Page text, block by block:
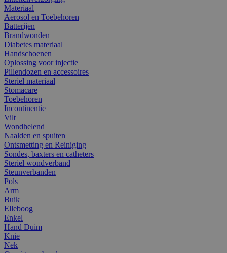
Materiaal
Aerosol en Toebehoren
Batterijen
Brandwonden
Diabetes materiaal
Handschoenen
Oplossing voor injectie
Pillendozen en accessoires
Steriel materiaal
Stomacare
Toebehoren
Incontinentie
Vilt
Wondhelend
Naalden en spuiten
Ontsmetting en Reiniging
Sondes, baxters en catheters
Steriel wondverband
Steunverbanden
Pols
Arm
Buik
Elleboog
Enkel
Hand Duim
Knie
Nek